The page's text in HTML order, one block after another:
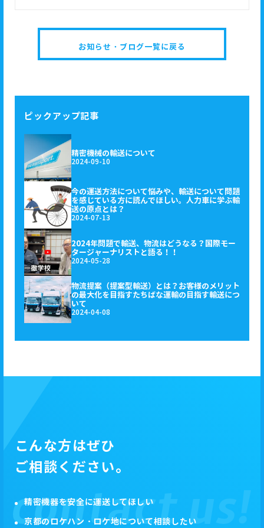
ピックアップ記事
精密機械の輸送について
2024-09-10
今の運送方法について悩みや、輸送について問題
を感じている方に読んでほしい。人力車に学ぶ輸
送の原点とは？
2024-07-13
2024年問題で輸送、物流はどうなる？国際モー
タージャーナリストと語る！！
2024-05-28
物流提案（提案型輸送）とは？お客様のメリット
の最大化を目指すたちばな運輸の目指す輸送につ
いて
2024-04-08
お知らせ・ブログ一覧に戻る
こんな方はぜひ
ご相談ください。
精密機器を安全に運送してほしい
京都のロケハン・ロケ地について相談したい